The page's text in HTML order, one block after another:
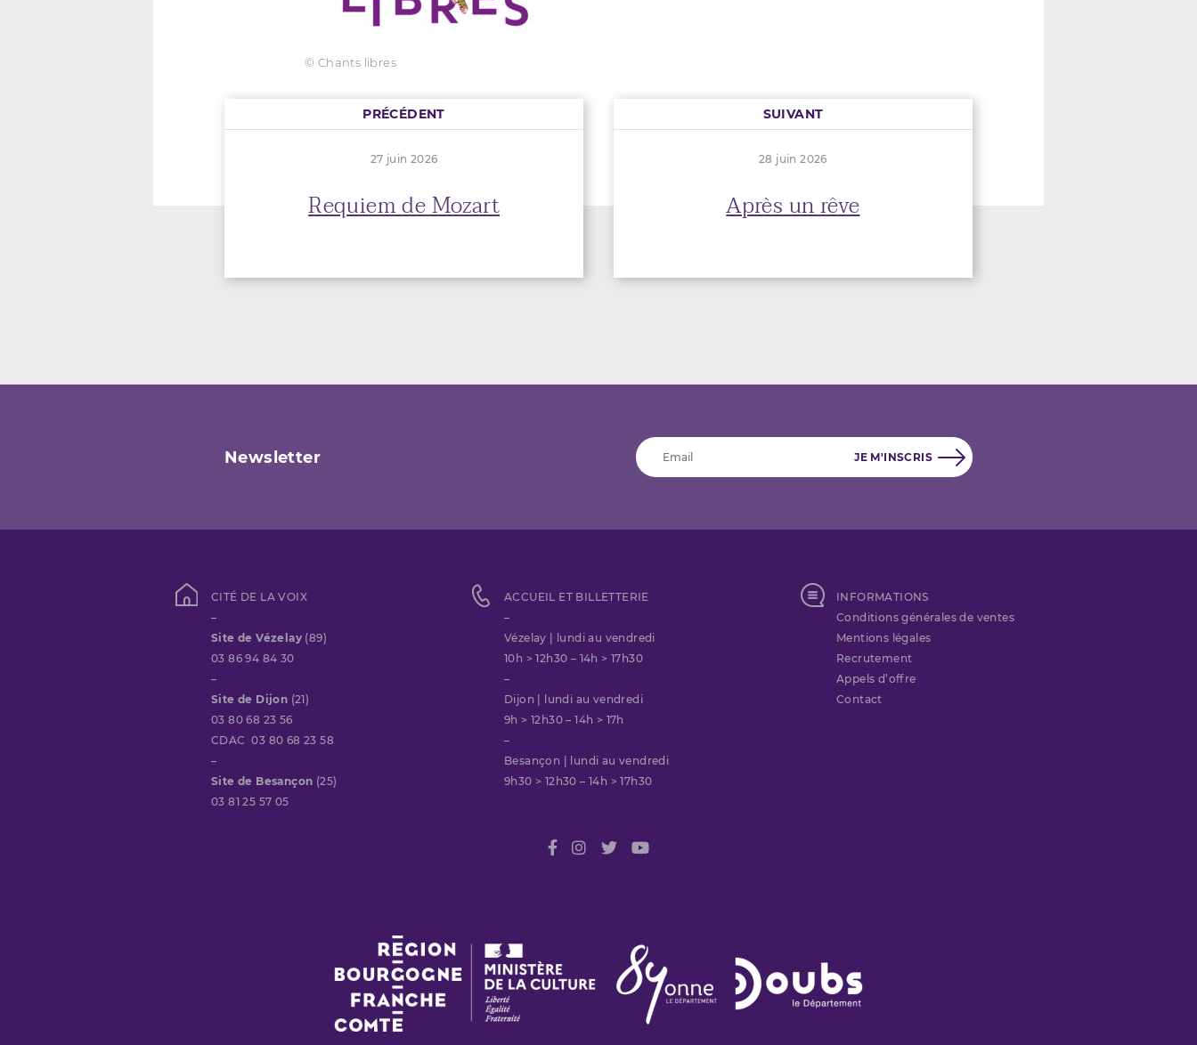
© Chants libres
PRÉCÉDENT
27 juin 2026
Requiem de Mozart
SUIVANT
28 juin 2026
Après un rêve
Newsletter
CITÉ DE LA VOIX
–
Site de Vézelay (89)
03 86 94 84 30
–
Site de Dijon (21)
03 80 68 23 56
CDAC 03 80 68 23 58
–
Site de Besançon (25)
03 81 25 57 05
ACCUEIL ET BILLETTERIE
–
Vézelay | lundi au vendredi
10h > 12h30 – 14h > 17h30
–
Dijon | lundi au vendredi
9h > 12h30 – 14h > 17h
–
Besançon | lundi au vendredi
9h30 > 12h30 – 14h > 17h30
INFORMATIONS
Conditions générales de ventes
Mentions légales
Recrutement
Appels d’offre
Contact